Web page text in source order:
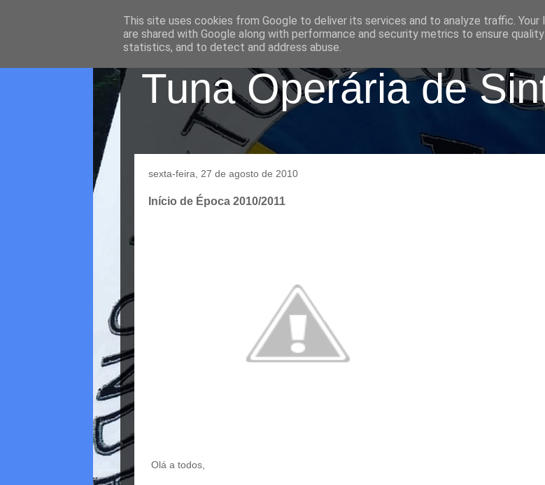
Tuna Operária de
sexta-feira, 27 de agosto de 2010
Início de Época 2010/2011
Olá a todos,
This site uses cookies from Google to deliver its services and to analyze traffic. Your
are shared with Google along with performance and security metrics to ensure
statistics, and to detect and address abuse.